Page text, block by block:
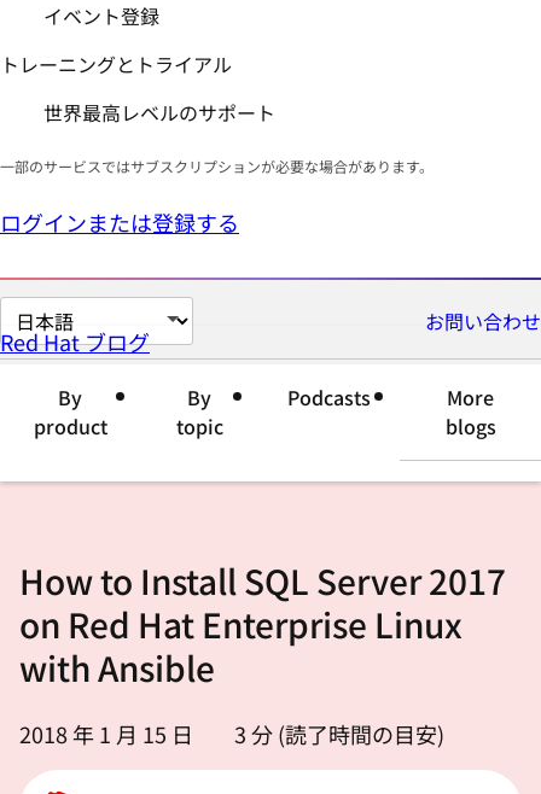
イベント登録
トレーニングとトライアル
世界最高レベルのサポート
一部のサービスではサブスクリプションが必要な場合があります。
ログインまたは登録する
ペ
ー
語
て
く
さ
お問い合わせ
Red Hat ブログ
By
product
By
topic
Podcasts
More
blogs
How to Install SQL Server 2017
on Red Hat Enterprise Linux
with Ansible
2018 年 1 月 15 日 3分 (読了時間の目安)